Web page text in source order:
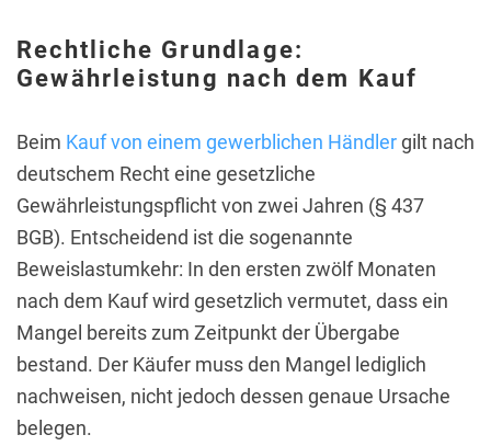
Rechtliche Grundlage:
Gewährleistung nach dem Kauf
Beim Kauf von einem gewerblichen Händlergilt nach
deutschem Recht eine gesetzliche
Gewährleistungspflicht von zwei Jahren (§ 437
BGB). Entscheidend ist die sogenannte
Beweislastumkehr: In den ersten zwölf Monaten
nach dem Kauf wird gesetzlich vermutet, dass ein
Mangel bereits zum Zeitpunkt der Übergabe
bestand. Der Käufer muss den Mangel lediglich
nachweisen, nicht jedoch dessen genaue Ursache
belegen.